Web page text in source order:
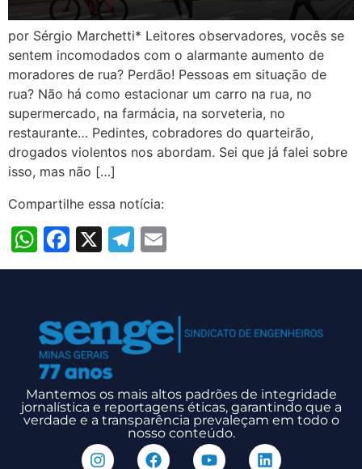
por Sérgio Marchetti* Leitores observadores, vocês se
sentem incomodados com o alarmante aumento de
moradores de rua? Perdão! Pessoas em situação de
rua? Não há como estacionar um carro na rua, no
supermercado, na farmácia, na sorveteria, no
restaurante… Pedintes, cobradores do quarteirão,
drogados violentos nos abordam. Sei que já falei sobre
isso, mas não […]
Compartilhe essa notícia:
WhatsApp
Facebook
X Telegram
Mantemos os mais altos padrões de integridade
jornalística e reportagens éticas, garantindo que a
verdade e a transparência prevaleçam em todo o
nosso conteúdo.